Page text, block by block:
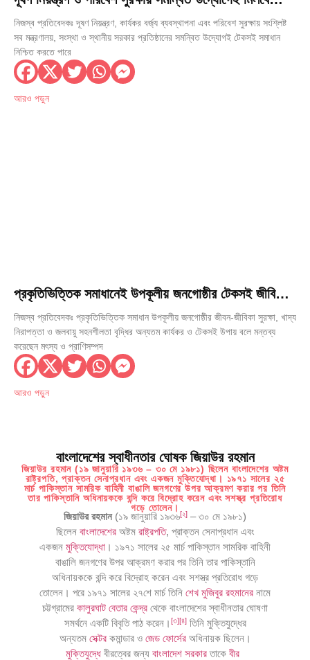
টেকসই সমাধান: স্থানীয় সরকার মন্ত্রী
নিজস্ব প্রতিবেদকঃ দূষণ নিয়ন্ত্রণ, কার্যকর বর্জ্য ব্যবস্থাপনা এবং পরিবেশ সুরক্ষায় সংশ্লিষ্ট
সব মন্ত্রণালয়, সংস্থা ও স্থানীয় সরকার প্রতিষ্ঠানের সমন্বিত উদ্যোগই টেকসই সমাধান
নিশ্চিত করতে পারে
আরও পড়ুন
প্রকৃতিভিত্তিক সমাধানেই উপকূলীয় জনগোষ্ঠীর টেকসই জীবিকা
নিশ্চিত হবে
নিজস্ব প্রতিবেদকঃ প্রকৃতিভিত্তিক সমাধান উপকূলীয় জনগোষ্ঠীর জীবন-জীবিকা সুরক্ষা, খাদ্য
নিরাপত্তা ও জলবায়ু সহনশীলতা বৃদ্ধির অন্যতম কার্যকর ও টেকসই উপায় বলে মন্তব্য
করেছেন মৎস্য ও প্রাণিসম্পদ
আরও পড়ুন
বাংলাদেশের স্বাধীনতার ঘোষক জিয়াউর রহমান
জিয়াউর রহমান (১৯ জানুয়ারি ১৯৩৬ – ৩০ মে ১৯৮১) ছিলেন বাংলাদেশের অষ্টম
রাষ্ট্রপতি, প্রাক্তন সেনাপ্রধান এবং একজন মুক্তিযোদ্ধা। ১৯৭১ সালের ২৫
মার্চ পাকিস্তান সামরিক বাহিনী বাঙালি জনগণের উপর আক্রমণ করার পর তিনি
তার পাকিস্তানি অধিনায়ককে বন্দি করে বিদ্রোহ করেন এবং সশস্ত্র প্রতিরোধ
গড়ে তোলেন।
জিয়াউর রহমান(১৯ জানুয়ারি ১৯৩৬[২] – ৩০ মে ১৯৮১)
ছিলেন বাংলাদেশেরঅষ্টম রাষ্ট্রপতি, প্রাক্তন সেনাপ্রধান এবং
একজন মুক্তিযোদ্ধা । ১৯৭১ সালের ২৫ মার্চ পাকিস্তান সামরিক বাহিনী
বাঙালি জনগণের উপর আক্রমণ করার পর তিনি তার পাকিস্তানি
অধিনায়ককে বন্দি করে বিদ্রোহ করেন এবং সশস্ত্র প্রতিরোধ গড়ে
তোলেন। পরে ১৯৭১ সালের ২৭শে মার্চ তিনি শেখ মুজিবুর রহমানের নামে
চট্টগ্রামের কালুরঘাট বেতার কেন্দ্র থেকে বাংলাদেশের স্বাধীনতার ঘোষণা
সমর্থনে একটি বিবৃতি পাঠ করেন। [৩][৪]তিনি মুক্তিযুদ্ধের
অন্যতম সেক্টরকমান্ডার ও জেড ফোর্সেরঅধিনায়ক ছিলেন।
মুক্তিযুদ্ধেবীরত্বের জন্য বাংলাদেশ সরকারতাকে বীর